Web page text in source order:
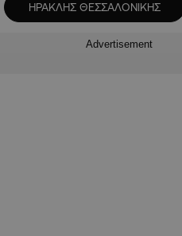
ΗΡΑΚΛΗΣ ΘΕΣΣΑΛΟΝΙΚΗΣ
Advertisement